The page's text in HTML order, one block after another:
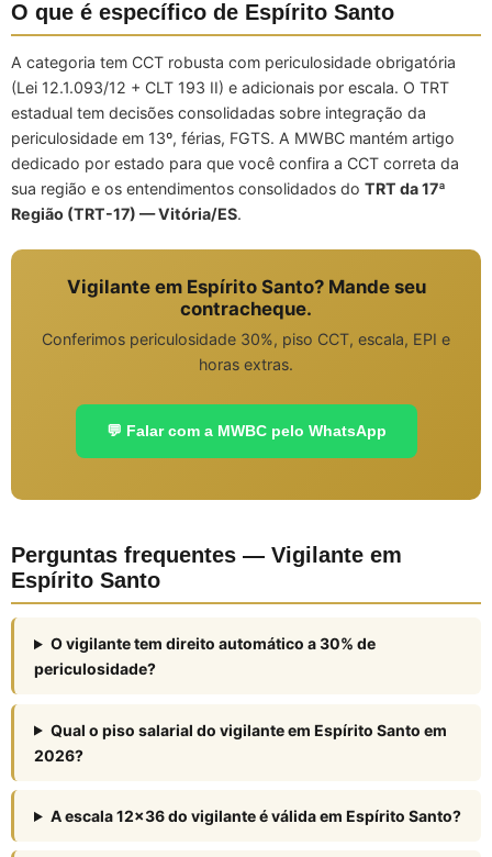
O que é específico de Espírito Santo
A categoria tem CCT robusta com periculosidade obrigatória
(Lei 12.1.093/12 + CLT 193 II) e adicionais por escala. O TRT
estadual tem decisões consolidadas sobre integração da
periculosidade em 13º, férias, FGTS. A MWBC mantém artigo
dedicado por estado para que você confira a CCT correta da
sua região e os entendimentos consolidados do TRT da 17ª
Região (TRT-17) — Vitória/ES.
Vigilante em Espírito Santo? Mande seu
contracheque.
Conferimos periculosidade 30%, piso CCT, escala, EPI e
horas extras.
💬 Falar com a MWBC pelo WhatsApp
Perguntas frequentes — Vigilante em
Espírito Santo
O vigilante tem direito automático a 30% de
periculosidade?
Qual o piso salarial do vigilante em Espírito Santo em
2026?
A escala 12×36 do vigilante é válida em Espírito Santo?